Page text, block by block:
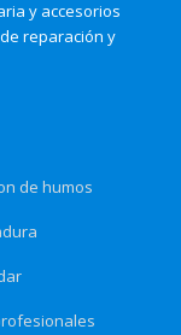
y accesorios
reparación y
de humos